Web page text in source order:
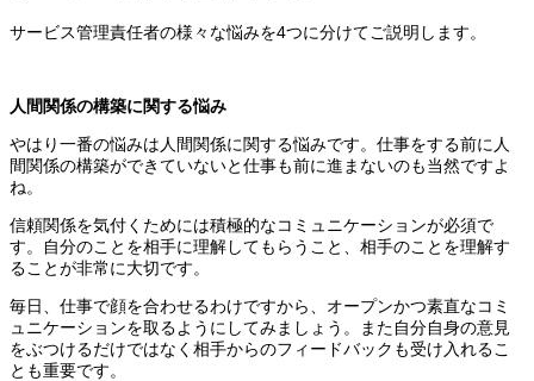
サービス管理責任者の様々な悩みを4つに分けてご説明します。
人間関係の構築に関する悩み
やはり一番の悩みは人間関係に関する悩みです。仕事をする前に人
間関係の構築ができていないと仕事も前に進まないのも当然ですよ
ね。
信頼関係を気付くためには積極的なコミュニケーションが必須で
す。自分のことを相手に理解してもらうこと、相手のことを理解す
ることが非常に大切です。
毎日、仕事で顔を合わせるわけですから、オープンかつ素直なコミ
ュニケーションを取るようにしてみましょう。また自分自身の意見
をぶつけるだけではなく相手からのフィードバックも受け入れるこ
とも重要です。